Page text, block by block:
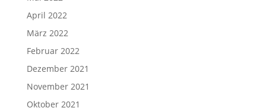
April 2022
März 2022
Februar 2022
Dezember 2021
November 2021
Oktober 2021